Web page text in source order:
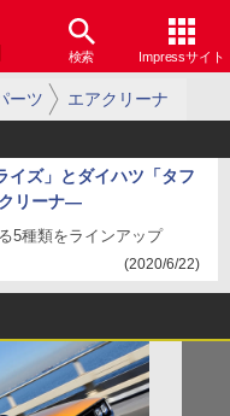
検索 Impressサイト
ーツ エアクリーナ
イズ」とダイハツ「タフ
リーナ―
5種類をラインアップ
(2020/6/22)